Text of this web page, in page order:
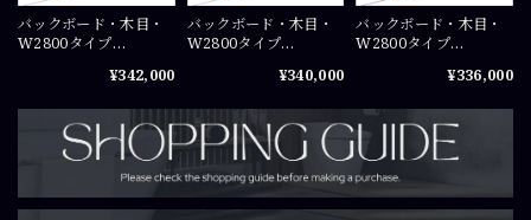
バックボード・木目・
W2800タイプ
×H2450（mm）COS-
¥342,000
バックボード・木目・
W2800タイプ
×H2400（mm）COS-
¥340,000
バックボード・木目・
W2800タイプ
×H2350（mm）COS-
¥336,000